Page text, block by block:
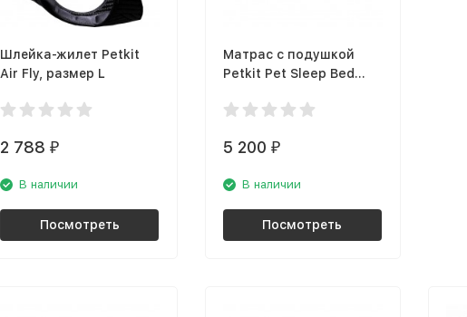
Шлейка-жилет Petkit
Air Fly, размер L
2 788 ₽
В наличии
Посмотреть
Матрас с подушкой
Petkit Pet Sleep Bed
5 200 ₽
В наличии
Посмотреть